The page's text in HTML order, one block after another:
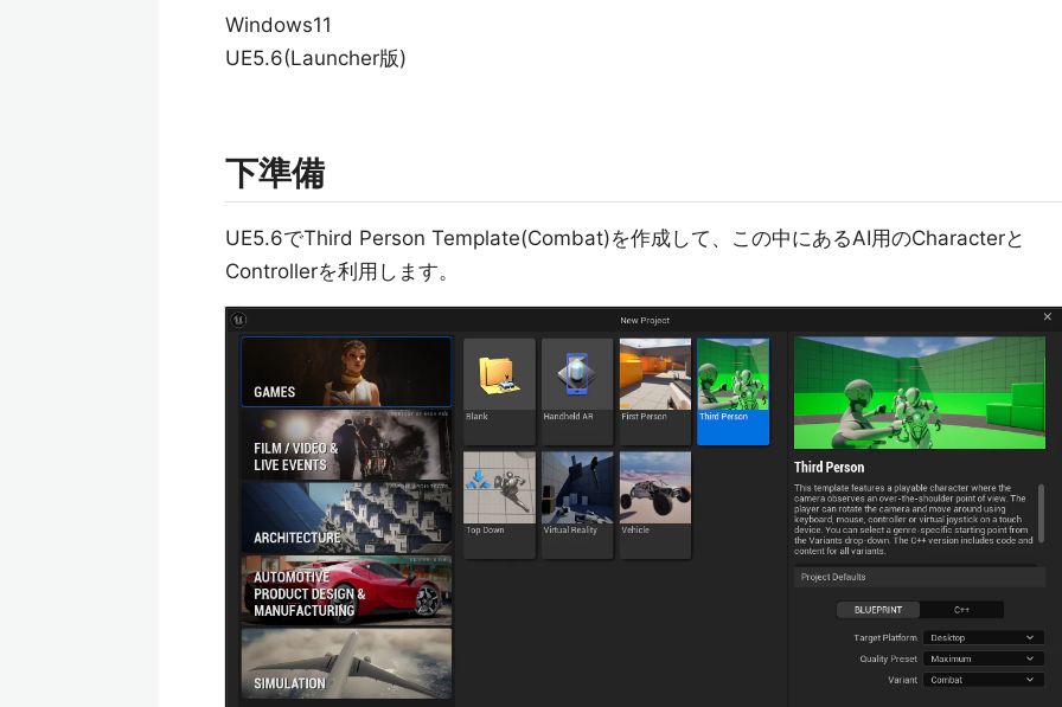
Windows11
UE5.6(Launcher版)
下準備
UE5.6でThird Person Template(Combat)を作成して、この中にあるAI用のCharacterと
Controllerを利用します。